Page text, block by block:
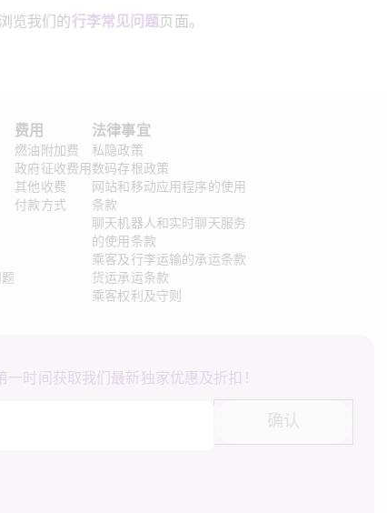
览我们的行李常见问题页面。
费用
燃油附加费
政府征收费用
其他收费
付款方式
法律事宜
私隐政策
数码存根政策
网站和移动应用程序的使用
条款
聊天机器人和实时聊天服务
的使用条款
乘客及行李运输的承运条款
货运承运条款
乘客权利及守则
一时间获取我们最新独家优惠及折扣！
确认